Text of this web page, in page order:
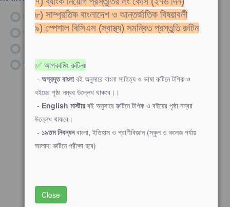
ক)
in
খ)
of
গ)
ঘ)
into
৮) সাম্প্রতিক বাংলাদেশ ও আন্তর্জাতিক বিষয়াবলী
৯) স্পেশাল বিসিএস (স্বাস্থ্য) সমন্বিত প্রস্তুতি রুটিন
✅ আপকামিং রুটিনঃ
-অগ্রদূত বাংলাবই অনুসারে বাংলা সাহিত্য ও ভাষা রুটিনে টপিক ও
বইয়ের পৃষ্ঠা নম্বর উল্লেখ থাকবে।।
- English মাস্টার বই অনুসারে রুটিনে টপিক ও বইয়ের পৃষ্ঠা নম্বর
উল্লেখ থাকবে।
- ১৯তম নিবন্ধনবাংলা, ইতিহাস ও প্রাণীবিজ্ঞান (স্কুল ও কলেজ পর্যায়
আলাদা রুটিনে পরীক্ষা হবে)
Close